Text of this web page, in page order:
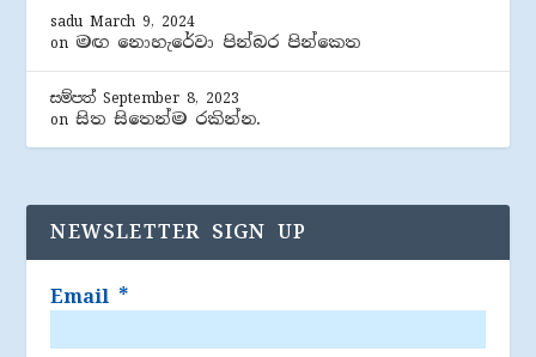
sadu March 9, 2024
on මඟ නොහැරේවා පින්බර පින්කෙත
සම්පත් September 8, 2023
onසිත සිතෙන්ම රකින්න.
NEWSLETTER SIGN UP
Email *